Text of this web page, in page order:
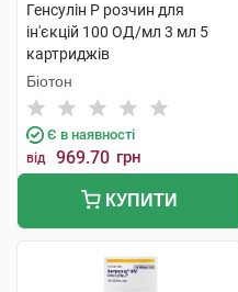
Генсулін Р розчин для
ін'єкцій 100 ОД/мл 3 мл 5
картриджів
Біотон
Є в наявності
від 969.70 грн
КУПИТИ